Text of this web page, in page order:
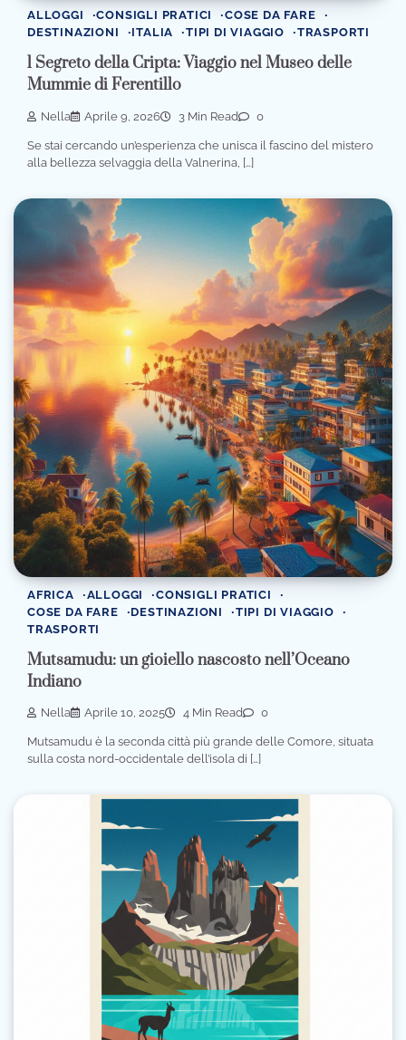
ALLOGGI CONSIGLI PRATICI
COSE DA FARE
DESTINAZIONI
ITALIA TIPI DI VIAGGIO TRASPORTI
l Segreto della Cripta: Viaggio nel Museo delle
Mummie di Ferentillo
Nella Aprile 9, 2026 3 Min Read 0
Se stai cercando un’esperienza che unisca il fascino del mistero
alla bellezza selvaggia della Valnerina, […]
AFRICA ALLOGGI
CONSIGLI PRATICI
COSE DA FARE
DESTINAZIONI
TIPI DI VIAGGIO
TRASPORTI
Mutsamudu: un gioiello nascosto nell’Oceano
Indiano
Nella Aprile 10, 2025 4 Min Read 0
Mutsamudu è la seconda città più grande delle Comore, situata
sulla costa nord-occidentale dell’isola di […]